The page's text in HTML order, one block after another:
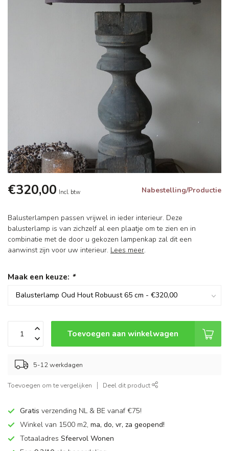
€320,00 Incl. btw Nabestelling/Productie
Balusterlampen passen vrijwel in ieder interieur. Deze
balusterlamp is van zichzelf al een plaatje om te zien en in
combinatie met de door u gekozen lampenkap zal dit een
aanwinst zijn voor uw interieur. Lees meer.
Maak een keuze: *
Toevoegen aan winkelwagen
5-12 werkdagen
Toevoegen om te vergelijken Deel dit product
Gratis verzending NL & BE vanaf €75!
Winkel van 1500 m2, ma, do, vr, za geopend!
Totaaladres Sfeervol Wonen